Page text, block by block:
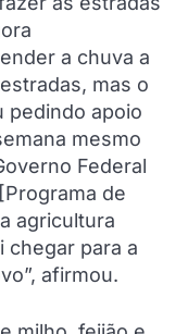
a chuva a
mas o
pedindo apoio
mesmo
Federal
de
agricultura
chegar para a
afirmou.